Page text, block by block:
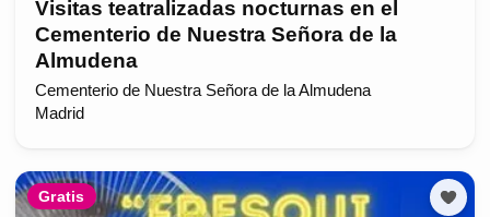
Visitas teatralizadas nocturnas en el
Cementerio de Nuestra Señora de la
Almudena
Cementerio de Nuestra Señora de la Almudena
Madrid
Gratis